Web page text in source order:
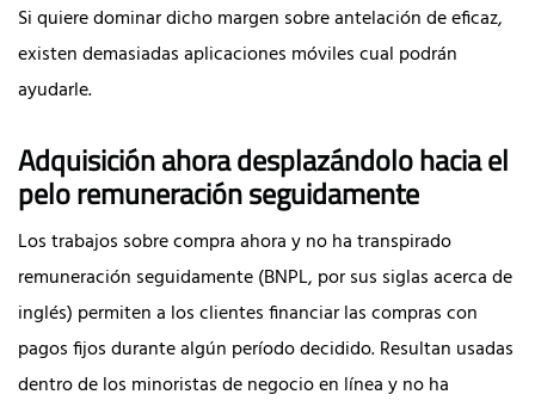
Si quiere dominar dicho margen sobre antelación de eficaz,
existen demasiadas aplicaciones móviles cual podrán
ayudarle.
Adquisición ahora desplazándolo hacia el
pelo remuneración seguidamente
Los trabajos sobre compra ahora y no ha transpirado
remuneración seguidamente (BNPL, por sus siglas acerca de
inglés) permiten a los clientes financiar las compras con
pagos fijos durante algún período decidido. Resultan usadas
dentro de los minoristas de negocio en línea y no ha